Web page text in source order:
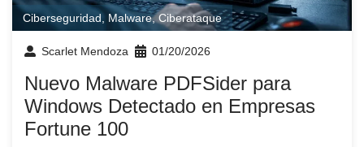
Ciberseguridad Malware,Ciberataque
Scarlet Mendoza 01/20/2026
Nuevo Malware PDFSider para
Windows Detectado en Empresas
Fortune 100